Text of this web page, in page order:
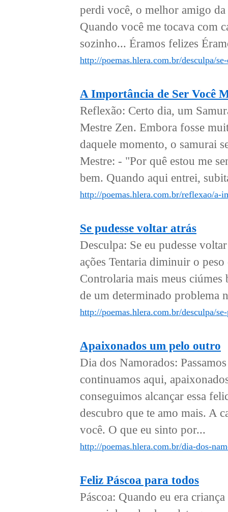
perdi você, o melhor amigo
Quando você me tocava com
sozinho... Éramos felizes
http://poemas.hlera.com.br/desculpa/
A Importância de Ser Você
Reflexão: Certo dia, um
Mestre Zen. Embora fosse
daquele momento, o samurai
Mestre: - "Por quê estou me
bem. Quando aqui entrei,
http://poemas.hlera.com.br/reflexao/a-
Se pudesse voltar atrás
Desculpa: Se eu pudesse
ações Tentaria diminuir o
Controlaria mais meus
de um determinado problema
http://poemas.hlera.com.br/desculpa/
Apaixonados um pelo outro
Dia dos Namorados:
continuamos aqui,
conseguimos alcançar essa
descubro que te amo mais. A
você. O que eu sinto por...
http://poemas.hlera.com.br/dia-dos-
Feliz Páscoa para todos
Páscoa: Quando eu era